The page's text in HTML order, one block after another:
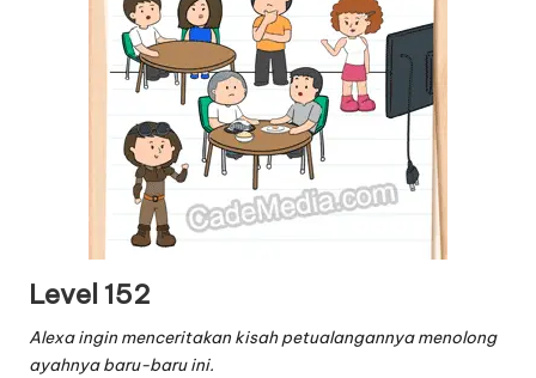
Level 152
Alexa ingin menceritakan kisah petualangannya menolong
ayahnya baru-baru ini.